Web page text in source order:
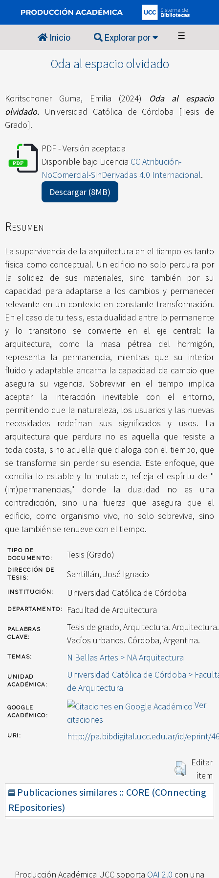
Inicio Explorar por ☰
Oda al espacio olvidado
Koritschoner Guma, Emilia (2024) Oda al espacio
olvidado. Universidad Católica de Córdoba [Tesis de
Grado].
PDF - Versión aceptada
Disponible bajo Licencia CC Atribución-
NoComercial-SinDerivadas 4.0 Internacional.
Descargar (8MB)
Resumen
La supervivencia de la arquitectura en el tiempo es tanto
física como conceptual. Un edificio no solo perdura por
la solidez de sus materiales, sino también por su
capacidad para adaptarse a los cambios y permanecer
relevante en un contexto en constante transformación.
En el caso de tu tesis, esta dualidad entre lo permanente
y lo transitorio se convierte en el eje central: la
arquitectura, como la masa pétrea del hormigón,
representa la permanencia, mientras que su interior
fluido y adaptable encarna la capacidad de cambio que
asegura su vigencia. Sobrevivir en el tiempo implica
aceptar la interacción inevitable con el entorno,
permitiendo que la naturaleza, los usuarios y las nuevas
necesidades redefinan sus significados y usos. La
arquitectura que perdura no es aquella que resiste a
toda costa, sino aquella que dialoga con el tiempo, que
se transforma sin perder su esencia. Este enfoque, que
concilia lo estable y lo mutable, refleja el espíritu de "
(im)permanencias," donde la dualidad no es una
contradicción, sino una fuerza que asegura que el
edificio, como organismo vivo, no solo sobreviva, sino
que también se renueve con el tiempo.
TIPO DE
DOCUMENTO:
Tesis (Grado)
DIRECCIÓN DE
TESIS:
Santillán, José Ignacio
INSTITUCIÓN: Universidad Católica de Córdoba
DEPARTAMENTO: Facultad de Arquitectura
PALABRAS
CLAVE:
Tesis de grado, Arquitectura. Arquitectura.
Vacíos urbanos. Córdoba, Argentina.
TEMAS: N Bellas Artes > NA Arquitectura
UNIDAD
ACADÉMICA:
Universidad Católica de Córdoba >
de Arquitectura
GOOGLE
ACADÉMICO:
Ver
citaciones
URI: http://pa.bibdigital.ucc.edu.ar/id/eprint/
Editar
ítem
Publicaciones similares :: CORE (COnnecting
REpositories)
Producción Académica UCC soporta OAI 2.0 con una